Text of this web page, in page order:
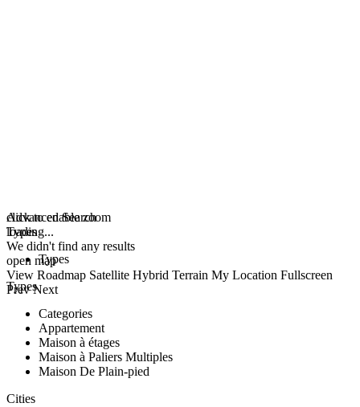
click to enable zoom
loading...
We didn't find any results
open map
View Roadmap Satellite Hybrid Terrain My Location Fullscreen
Prev Next
Advanced Search
Types
Types
Types
Categories
Appartement
Maison à étages
Maison à Paliers Multiples
Maison De Plain-pied
Cities